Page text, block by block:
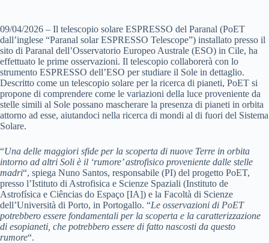
09/04/2026 – Il telescopio solare ESPRESSO del Paranal (PoET
dall’inglese “Paranal solar ESPRESSO Telescope”) installato presso il
sito di Paranal dell’Osservatorio Europeo Australe (ESO) in Cile, ha
effettuato le prime osservazioni. Il telescopio collaborerà con lo
strumento ESPRESSO dell’ESO per studiare il Sole in dettaglio.
Descritto come un telescopio solare per la ricerca di pianeti, PoET si
propone di comprendere come le variazioni della luce proveniente da
stelle simili al Sole possano mascherare la presenza di pianeti in orbita
attorno ad esse, aiutandoci nella ricerca di mondi al di fuori del Sistema
Solare.
“Una delle maggiori sfide per la scoperta di nuove Terre in orbita
intorno ad altri Soli è il ‘rumore’ astrofisico proveniente dalle stelle
madri“, spiega Nuno Santos, responsabile (PI) del progetto PoET,
presso l’Istituto di Astrofisica e Scienze Spaziali (Instituto de
Astrofísica e Ciências do Espaço [IA]) e la Facoltà di Scienze
dell’Università di Porto, in Portogallo. “Le osservazioni di PoET
potrebbero essere fondamentali per la scoperta e la caratterizzazione
di esopianeti, che potrebbero essere di fatto nascosti da questo
rumore“.